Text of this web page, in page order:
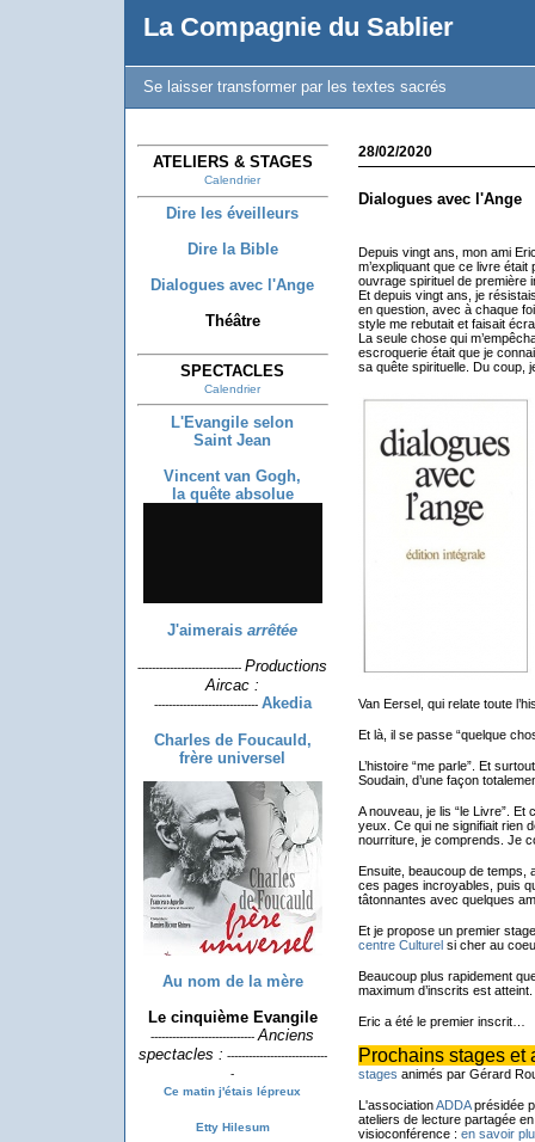
La Compagnie du Sablier
Se laisser transformer par les textes sacrés
ATELIERS & STAGES
Calendrier
Dire les éveilleurs
Dire la Bible
Dialogues avec l'Ange
Théâtre
SPECTACLES
Calendrier
L'Evangile selon
Saint Jean
Vincent van Gogh,
la quête absolue
J'aimerais arrêtée
----------------------------- Productions
Aircac :
----------------------------- Akedia
Charles de Foucauld,
frère universel
Au nom de la mère
Le cinquième Evangile
-----------------------------Anciens
spectacles : ----------------------------
-
Ce matin j'étais lépreux
Etty Hilesum
28/02/2020
Dialogues avec l'Ange
Depuis vingt ans, mon ami
m’expliquant que ce livre
ouvrage spirituel de première
Et depuis vingt ans, je
en question, avec à chaque
style me rebutait et faisait
La seule chose qui
escroquerie était que je
sa quête spirituelle. Du coup,
Van Eersel, qui relate toute
Et là, il se passe “quelque
L’histoire “me parle”. Et
Soudain, d’une façon
A nouveau, je lis “le Livre”. Et
yeux. Ce qui ne signifiait rien
nourriture, je comprends. Je
Ensuite, beaucoup de temps,
ces pages incroyables, puis
tâtonnantes avec quelques
Et je propose un premier
centre Culturelsi cher au
Beaucoup plus rapidement
maximum d’inscrits est atteint.
Eric a été le premier inscrit…
Prochains stages et
stages animés par Gérard
L'associationADDAprésidée
ateliers de lecture partagée
visioconférence : en savoir